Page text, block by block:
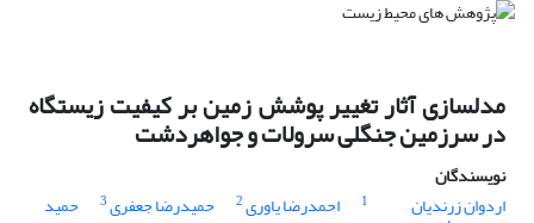
مدلسازی آثار تغییر پوشش زمین بر کیفیت زیستگاه
در سرزمین جنگلی سرولات و جواهردشت
نویسندگان
اردوان زرندیان
1 احمدرضا یاوری2 حمیدرضا جعفری3 حمید